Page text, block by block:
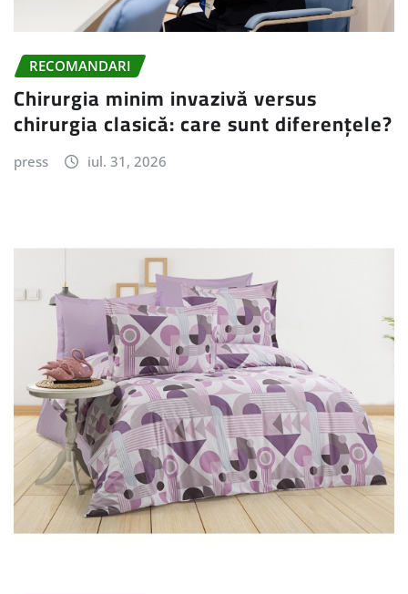
RECOMANDARI
Chirurgia minim invazivă versus
chirurgia clasică: care sunt diferențele?
press iul. 31, 2026